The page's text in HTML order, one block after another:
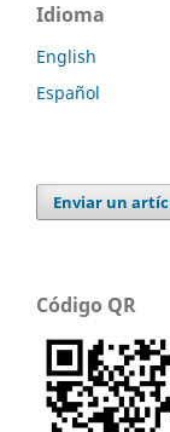
Idioma
English
Español
Enviar un
Código QR